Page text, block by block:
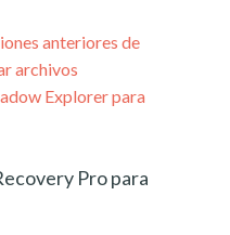
anteriores de
archivos
Explorer para
Pro para